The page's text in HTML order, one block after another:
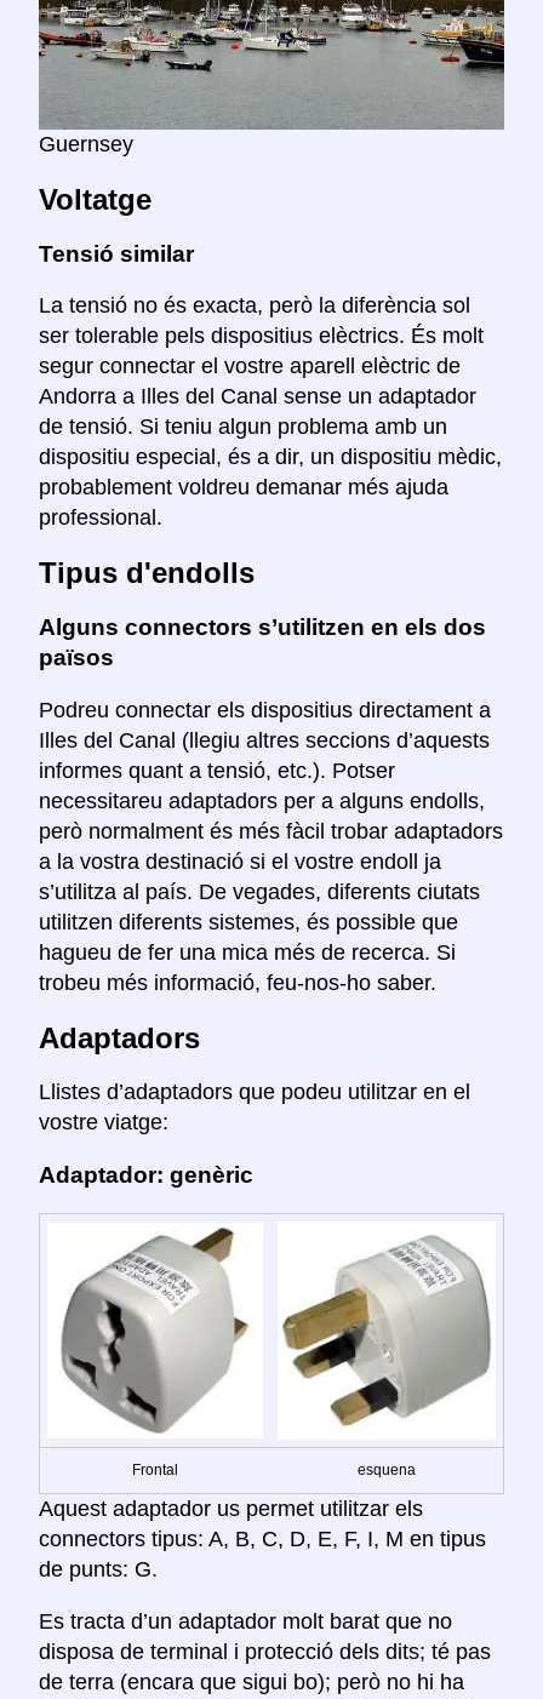
Guernsey
Voltatge
Tensió similar
La tensió no és exacta, però la diferència sol
ser tolerable pels dispositius elèctrics. És molt
segur connectar el vostre aparell elèctric de
Andorra a Illes del Canal sense un adaptador
de tensió. Si teniu algun problema amb un
dispositiu especial, és a dir, un dispositiu mèdic,
probablement voldreu demanar més ajuda
professional.
Tipus d'endolls
Alguns connectors s’utilitzen en els dos
països
Podreu connectar els dispositius directament a
Illes del Canal (llegiu altres seccions d’aquests
informes quant a tensió, etc.). Potser
necessitareu adaptadors per a alguns endolls,
però normalment és més fàcil trobar adaptadors
a la vostra destinació si el vostre endoll ja
s’utilitza al país. De vegades, diferents ciutats
utilitzen diferents sistemes, és possible que
hagueu de fer una mica més de recerca. Si
trobeu més informació, feu-nos-ho saber.
Adaptadors
Llistes d’adaptadors que podeu utilitzar en el
vostre viatge:
Adaptador: genèric
Frontal esquena
Aquest adaptador us permet utilitzar els
connectors tipus: A, B, C, D, E, F, I, M en tipus
de punts: G.
Es tracta d’un adaptador molt barat que no
disposa de terminal i protecció dels dits; té pas
de terra (encara que sigui bo); però no hi ha